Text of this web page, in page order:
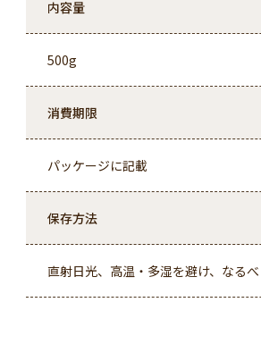
内容量
500g
消費期限
パッケージに記載
保存方法
直射日光、高温・多湿を避け、なる